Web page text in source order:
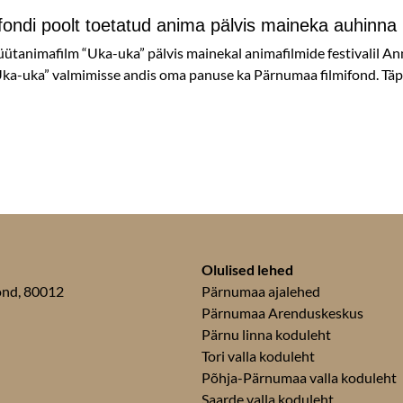
poolt toetatud anima pälvis maineka auhinna
“Uka-uka” pälvis mainekal animafilmide festivalil
uka” valmimisse andis oma panuse ka Pärnumaa filmifond.
80012
Olulised lehed
Pärnumaa ajalehed
Pärnumaa Arenduskeskus
Pärnu linna koduleht
Tori valla koduleht
Põhja-Pärnumaa valla koduleht
Saarde valla koduleht